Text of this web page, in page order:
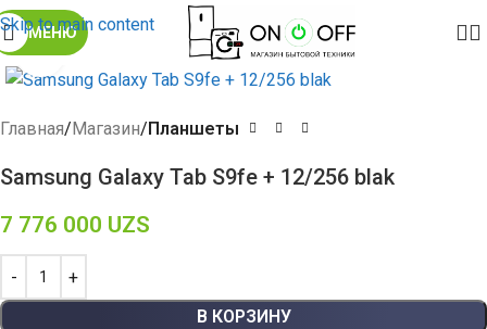
Skip to main content
МЕНЮ
Click to enlarge
Главная Магазин Планшеты
Samsung Galaxy Tab S9fe + 12/256 blak
7 776 000 UZS
В КОРЗИНУ